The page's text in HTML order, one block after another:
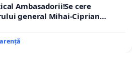
Ambasadorii!Se cere
general Mihai-Ciprian